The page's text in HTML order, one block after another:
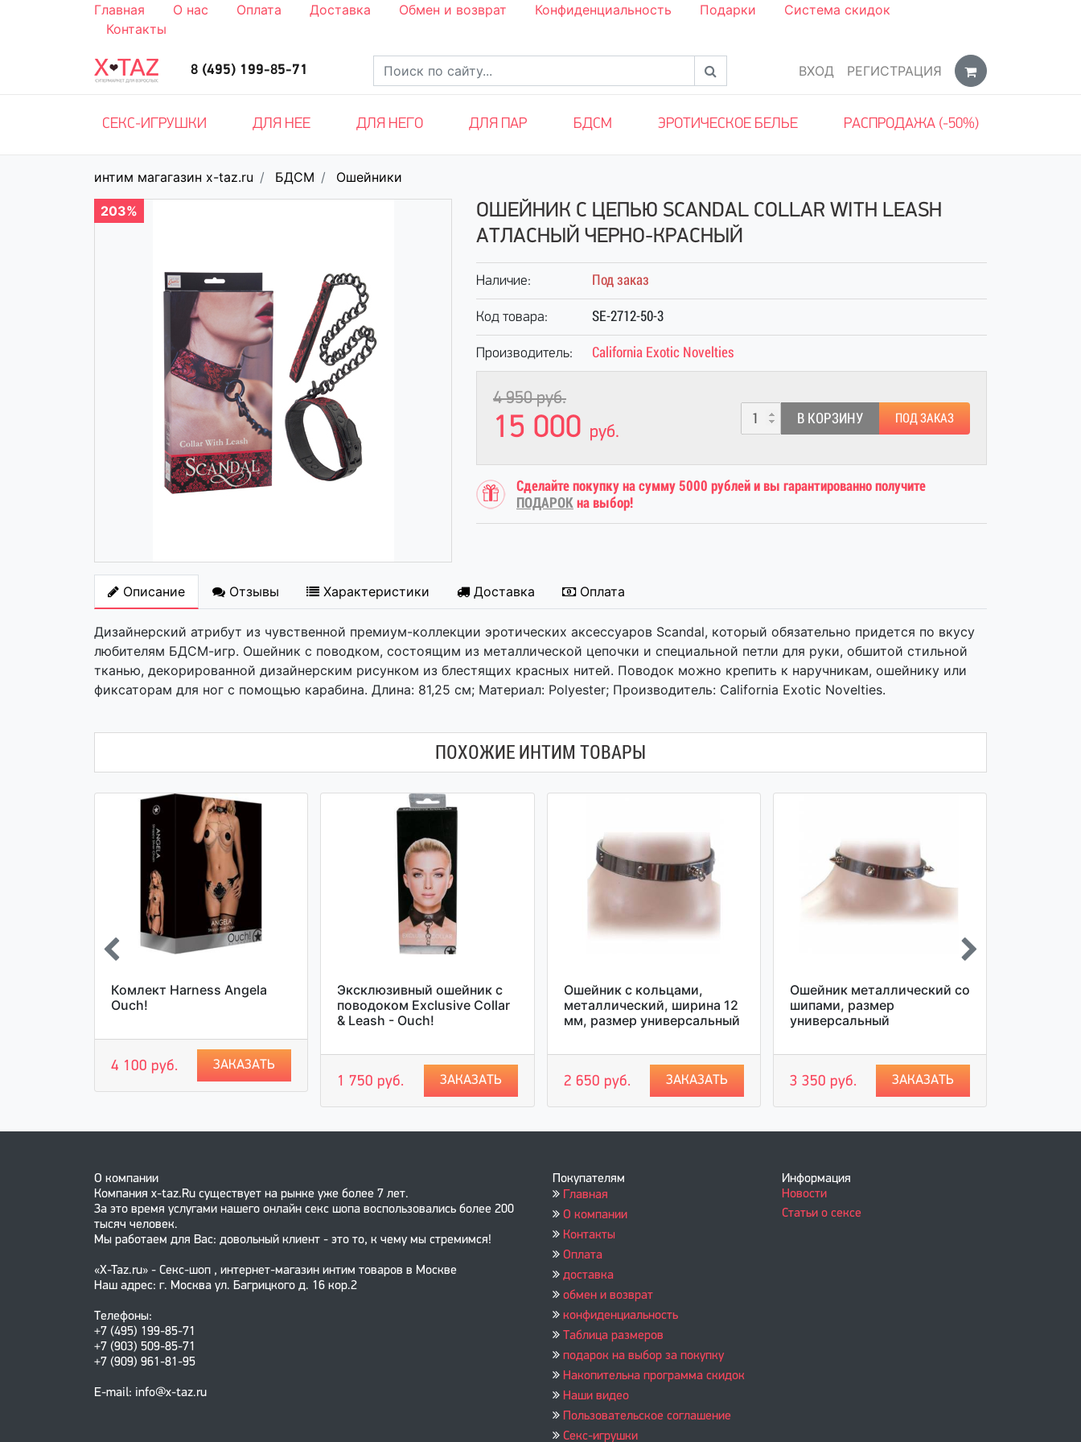
Главная О нас Оплата Доставка Обмен и возврат Конфиденциальность Подарки
Система скидок
Контакты
8 (495) 199-85-71 ВХОД РЕГИСТРАЦИЯ
СЕКС-ИГРУШКИ ДЛЯ НЕЕ ДЛЯ НЕГО ДЛЯ ПАР БДСМ ЭРОТИЧЕСКОЕ БЕЛЬЕ РАСПРОДАЖА (-50%)
интим магагазин x-taz.ru БДСМ Ошейники
203%
ОШЕЙНИК С ЦЕПЬЮ SCANDAL COLLAR WITH LEASH
АТЛАСНЫЙ ЧЕРНО-КРАСНЫЙ
Наличие: Под заказ
Код товара: SE-2712-50-3
Производитель: California Exotic Novelties
4 950руб.
15 000 руб.
В КОРЗИНУ ПОД ЗАКАЗ
Сделайте покупку на сумму 5000 рублей и вы гарантированно получите
ПОДАРОК на выбор!
Описание Отзывы Характеристики Доставка Оплата
Дизайнерский атрибут из чувственной премиум-коллекции эротических аксессуаров Scandal, который обязательно придется по вкусу
любителям БДСМ-игр. Ошейник с поводком, состоящим из металлической цепочки и специальной петли для руки, обшитой стильной
тканью, декорированной дизайнерским рисунком из блестящих красных нитей. Поводок можно крепить к наручникам, ошейнику или
фиксаторам для ног с помощью карабина. Длина: 81,25 см; Материал: Polyester; Производитель: California Exotic Novelties.
ПОХОЖИЕ ИНТИМ ТОВАРЫ
Комлект Harness Angela
Ouch!
4 100 руб. ЗАКАЗАТЬ
Эксклюзивный ошейник с
поводоком Exclusive Collar
& Leash - Ouch!
1 750 руб. ЗАКАЗАТЬ
Ошейник с кольцами,
металлический, ширина 12
мм, размер универсальный
2 650 руб. ЗАКАЗАТЬ
Ошейник металлический со
шипами, размер
универсальный
3 350 руб. ЗАКАЗАТЬ
О компании
Компания x-taz.Ru существует на рынке уже более 7 лет.
За это время услугами нашего онлайн секс шопа воспользовались более 200
тысяч человек.
Мы работаем для Вас: довольный клиент - это то, к чему мы стремимся!
«X-Taz.ru» - Секс-шоп , интернет-магазин интим товаров в Москве
Наш адрес: г. Москва ул. Багрицкого д. 16 кор.2
Телефоны:
+7 (495) 199-85-71
+7 (903) 509-85-71
+7 (909) 961-81-95
E-mail: info@x-taz.ru
Покупателям
Главная
О компании
Контакты
Оплата
доставка
обмен и возврат
конфиденциальность
Таблица размеров
подарок на выбор за покупку
Накопительна программа скидок
Наши видео
Пользовательское соглашение
Секс-игрушки
Информация
Новости
Статьи о сексе